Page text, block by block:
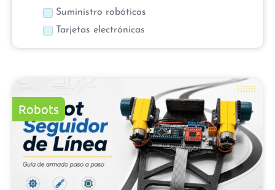
Suministro robóticos
Tarjetas electrónicas
Robots